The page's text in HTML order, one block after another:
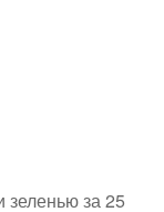
зеленью за 25